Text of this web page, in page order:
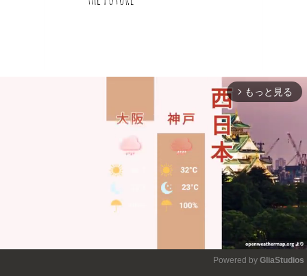
arrow_forward_ios もっと見る
Powered by GliaStudios